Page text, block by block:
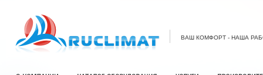
ВАШ КОМФОРТ - НАША